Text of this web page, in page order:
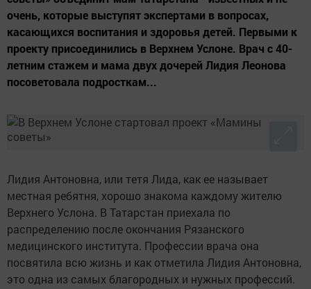
очень, которые выступят экспертами в вопросах,
касающихся воспитания и здоровья детей. Первыми к
проекту присоединились в Верхнем Услоне. Врач с 40-
летним стажем и мама двух дочерей Лидия Леонова
посоветовала подросткам...
Лидия Антоновна, или тетя Лида, как ее называет
местная ребятня, хорошо знакома каждому жителю
Верхнего Услона. В Татарстан приехала по
распределению после окончания Рязанского
медицинского института. Профессии врача она
посвятила всю жизнь и как отметила Лидия Антоновна,
это одна из самых благородных и нужных профессий.